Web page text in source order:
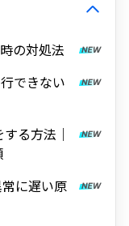
の対処法
できない
る方法｜
に遅い原